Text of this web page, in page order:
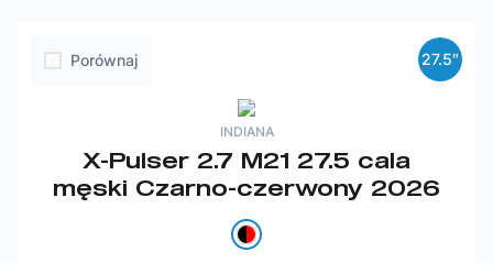
Porównaj
INDIANA
X-Pulser 2.7 M21 27.5 cala
męski Czarno-czerwony 2026
27.5″